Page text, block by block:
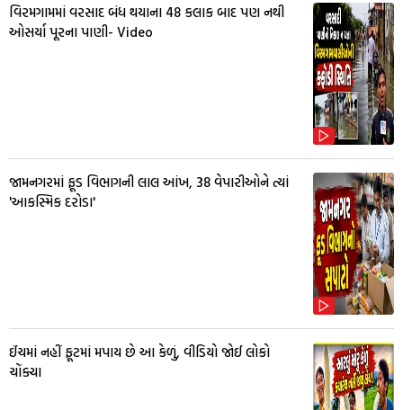
વિરમગામમાં વરસાદ બંધ થયાના 48 કલાક બાદ પણ નથી
ઓસર્યા પૂરના પાણી- Video
જામનગરમાં ફૂડ વિભાગની લાલ આંખ, 38 વેપારીઓને ત્યાં
'આકસ્મિક દરોડા'
ઈંચમાં નહીં ફૂટમાં મપાય છે આ કેળું, વીડિયો જોઈ લોકો
ચોંક્યા